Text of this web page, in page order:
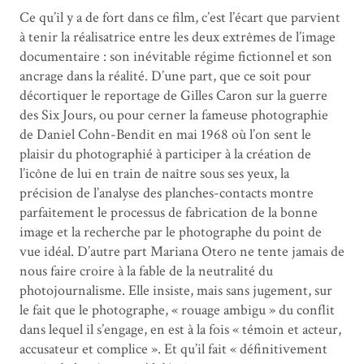
Ce qu’il y a de fort dans ce film, c’est l’écart que parvient
à tenir la réalisatrice entre les deux extrêmes de l’image
documentaire : son inévitable régime fictionnel et son
ancrage dans la réalité. D’une part, que ce soit pour
décortiquer le reportage de Gilles Caron sur la guerre
des Six Jours, ou pour cerner la fameuse photographie
de Daniel Cohn-Bendit en mai 1968 où l’on sent le
plaisir du photographié à participer à la création de
l’icône de lui en train de naître sous ses yeux, la
précision de l’analyse des planches-contacts montre
parfaitement le processus de fabrication de la bonne
image et la recherche par le photographe du point de
vue idéal. D’autre part Mariana Otero ne tente jamais de
nous faire croire à la fable de la neutralité du
photojournalisme. Elle insiste, mais sans jugement, sur
le fait que le photographe, « rouage ambigu » du conflit
dans lequel il s’engage, en est à la fois « témoin et acteur,
accusateur et complice ». Et qu’il fait « définitivement